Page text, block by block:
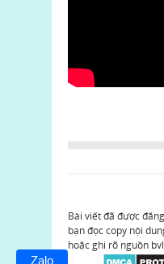
Bài viết đã được
bạn đọc copy nội
hoặc ghi rõ nguồn
Zalo